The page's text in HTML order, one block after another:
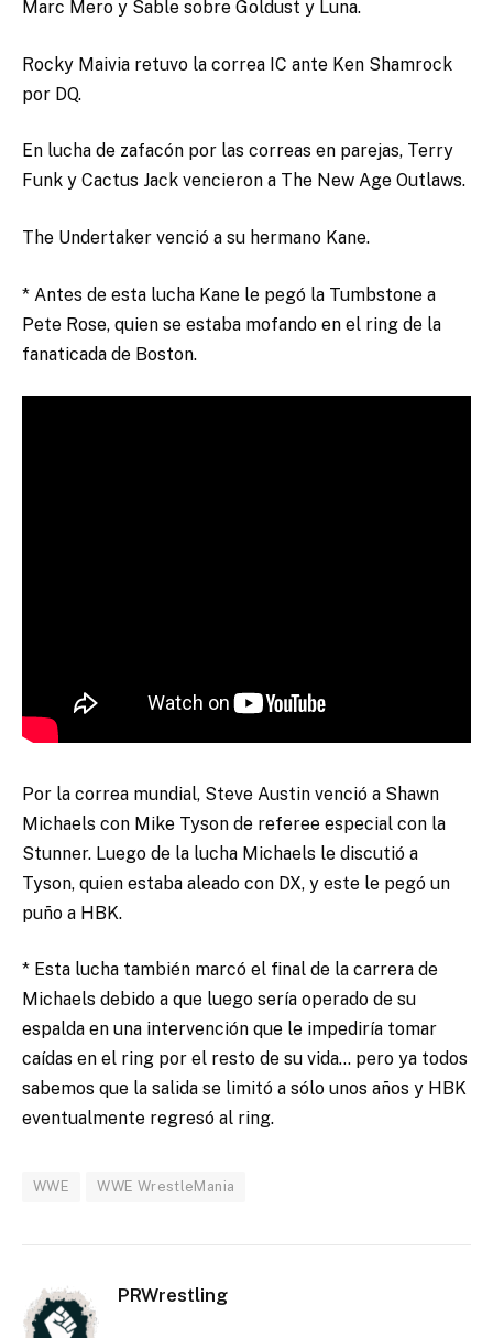
Marc Mero y Sable sobre Goldust y Luna.
Rocky Maivia retuvo la correa IC ante Ken Shamrock
por DQ.
En lucha de zafacón por las correas en parejas, Terry
Funk y Cactus Jack vencieron a The New Age Outlaws.
The Undertaker venció a su hermano Kane.
* Antes de esta lucha Kane le pegó la Tumbstone a
Pete Rose, quien se estaba mofando en el ring de la
fanaticada de Boston.
Por la correa mundial, Steve Austin venció a Shawn
Michaels con Mike Tyson de referee especial con la
Stunner. Luego de la lucha Michaels le discutió a
Tyson, quien estaba aleado con DX, y este le pegó un
puño a HBK.
* Esta lucha también marcó el final de la carrera de
Michaels debido a que luego sería operado de su
espalda en una intervención que le impediría tomar
caídas en el ring por el resto de su vida… pero ya todos
sabemos que la salida se limitó a sólo unos años y HBK
eventualmente regresó al ring.
WWE WWE WrestleMania
PRWrestling